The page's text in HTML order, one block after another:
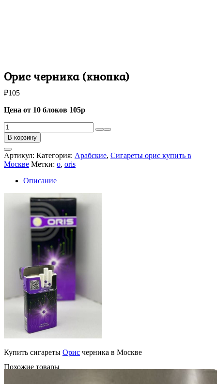
Орис черника (кнопка)
₽105
Цена от 10 блоков 105р
Количество
товара
Орис
черника
(кнопка)
В корзину
Артикул: Категория: Арабские, Сигареты орис купить в
Москве Метки: o, oris
Описание
Купить сигареты Орис черника в Москве
Похожие товары